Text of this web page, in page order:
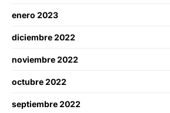
enero 2023
diciembre 2022
noviembre 2022
octubre 2022
septiembre 2022